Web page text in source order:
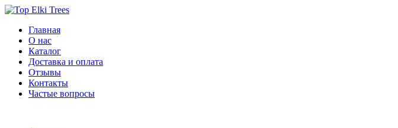
Главная
О нас
Каталог
Доставка и оплата
Отзывы
Контакты
Частые вопросы